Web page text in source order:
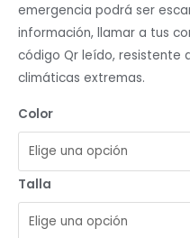
emergencia podrá ser
información, llamar a tus
código Qr leído, resistente
climáticas extremas.
Color
Talla